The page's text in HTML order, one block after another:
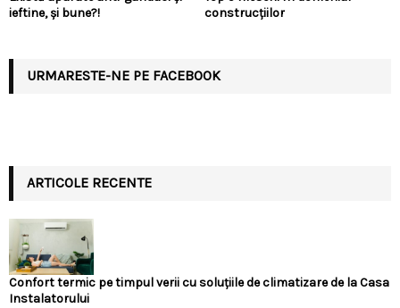
ieftine, și bune?!
construcțiilor
URMARESTE-NE PE FACEBOOK
ARTICOLE RECENTE
Confort termic pe timpul verii cu soluțiile de climatizare de la Casa
Instalatorului